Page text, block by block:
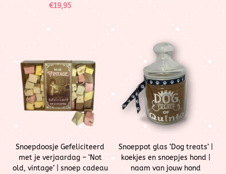
€19,95
Snoepdoosje Gefeliciteerd
met je verjaardag – ‘Not
old, vintage’ | snoep cadeau
Snoeppot glas ‘Dog treats’ |
koekjes en snoepjes hond |
naam van jouw hond